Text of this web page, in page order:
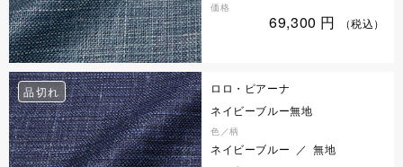
価格
69,300 円 （税込）
品切れ
ロロ・ピアーナ
ネイビーブルー無地
色／柄
ネイビーブルー ／ 無地